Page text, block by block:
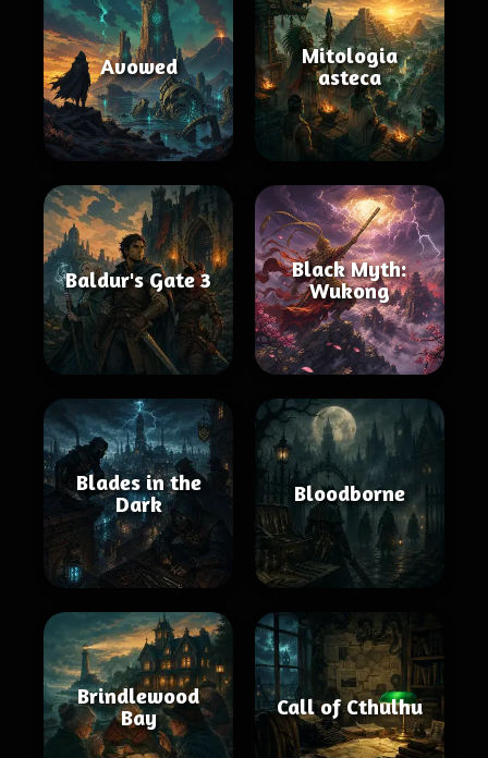
Avowed
Mitologia
asteca
Baldur's Gate 3
Black Myth:
Wukong
Blades in the
Dark
Bloodborne
Brindlewood
Bay
Call of Cthulhu